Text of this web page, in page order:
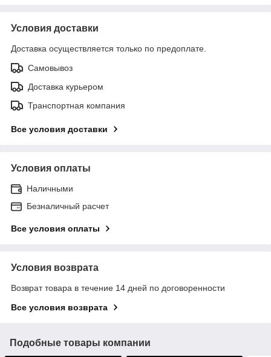
Условия доставки
Доставка осуществляется только по предоплате.
Самовывоз
Доставка курьером
Транспортная компания
Все условия доставки
Условия оплаты
Наличными
Безналичный расчет
Все условия оплаты
Условия возврата
Возврат товара в течение 14 дней по договоренности
Все условия возврата
Подобные товары компании